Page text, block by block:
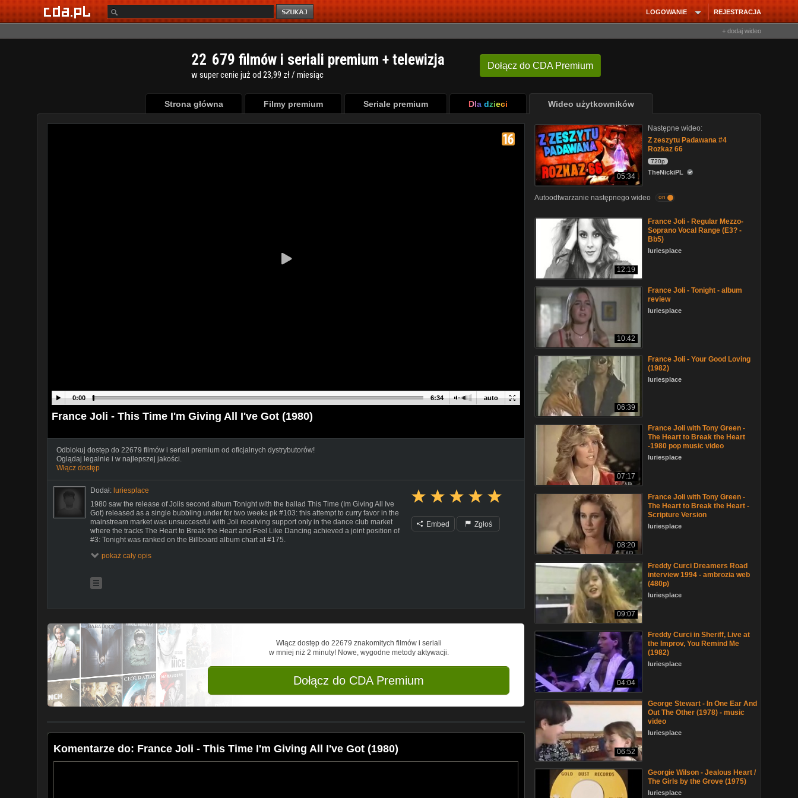
REJESTRACJA
LOGOWANIE
+ dodaj wideo
Dołącz do CDA Premium
22 679 filmów i seriali premium + telewizja
w super cenie już od 23,99 zł / miesiąc
Strona główna Filmy premium Seriale premium Dla dzieci Wideo użytkowników
auto
0:00 6:34
France Joli - This Time I'm Giving All I've Got (1980)
Odblokuj dostęp do 22679 filmów i seriali premium od oficjalnych dystrybutorów!
Oglądaj legalnie i w najlepszej jakości.
Włącz dostęp
Dodał: luriesplace
1980 saw the release of Jolis second album Tonight with the ballad This Time (Im Giving All Ive
Got) released as a single bubbling under for two weeks pk #103: this attempt to curry favor in the
mainstream market was unsuccessful with Joli receiving support only in the dance club market
where the tracks The Heart to Break the Heart and Feel Like Dancing achieved a joint position of
#3: Tonight was ranked on the Billboard album chart at #175.
pokaż cały opis
Embed Zgłoś
Włącz dostęp do 22679 znakomitych filmów i seriali
w mniej niż 2 minuty! Nowe, wygodne metody aktywacji.
Dołącz do CDA Premium
Komentarze do: France Joli - This Time I'm Giving All I've Got (1980)
05:34
Następne wideo:
Z zeszytu Padawana #4
Rozkaz 66
720p
TheNickiPL
Autoodtwarzanie następnego wideo on
12:19
France Joli - Regular Mezzo-
Soprano Vocal Range (E3? -
Bb5)
luriesplace
10:42
France Joli - Tonight - album
review
luriesplace
06:39
France Joli - Your Good Loving
(1982)
luriesplace
07:17
France Joli with Tony Green -
The Heart to Break the Heart
-1980 pop music video
luriesplace
08:20
France Joli with Tony Green -
The Heart to Break the Heart -
Scripture Version
luriesplace
09:07
Freddy Curci Dreamers Road
interview 1994 - ambrozia web
(480p)
luriesplace
04:04
Freddy Curci in Sheriff, Live at
the Improv, You Remind Me
(1982)
luriesplace
06:52
George Stewart - In One Ear And
Out The Other (1978) - music
video
luriesplace
Georgie Wilson - Jealous Heart /
The Girls by the Grove (1975)
luriesplace